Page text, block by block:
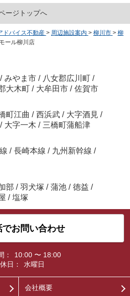
ージトップへ
ドバイス不動産 > 周辺施設案内 > 柳川市 > 柳
ール柳川店
/ みやま市 / 八女郡広川町 /
大木町 / 大牟田市 / 佐賀市
町江曲 / 西浜武 / 大字酒見 /
/ 大字一木 / 三橋町蒲船津
/ 長崎本線 / 九州新幹線 /
部 / 羽犬塚 / 蒲池 / 徳益 /
/ 塩塚
でお問い合わせ
：
10:00 〜 18:00
日：
水曜日
会社概要